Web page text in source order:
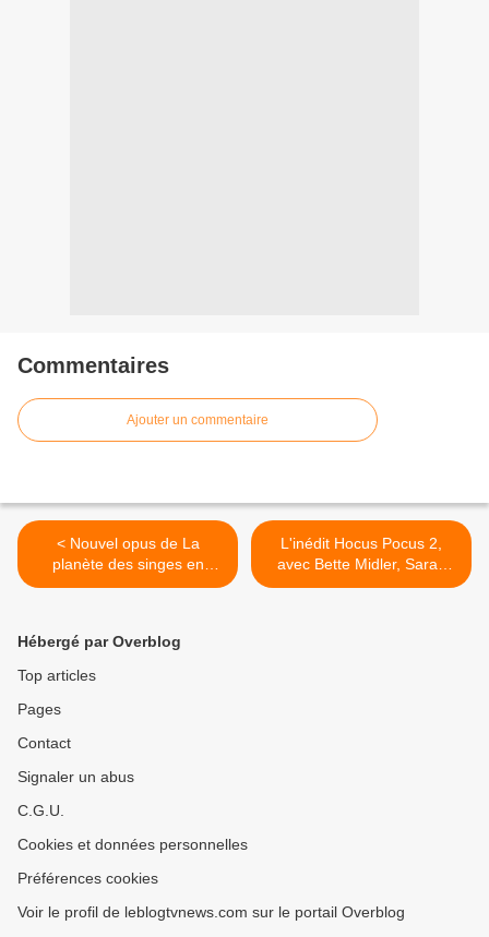
Commentaires
Ajouter un commentaire
< Nouvel opus de La
planète des singes en
tournage : Kingdom of the
L'inédit Hocus Pocus 2,
avec Bette Midler, Sarah
Jessica Parker et Kathy
Hébergé par Overblog
Top articles
Pages
Contact
Signaler un abus
C.G.U.
Cookies et données personnelles
Préférences cookies
Voir le profil de leblogtvnews.com sur le portail Overblog